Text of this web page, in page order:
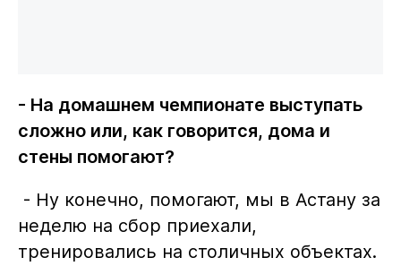
- На домашнем чемпионате выступать
сложно или, как говорится, дома и
стены помогают?
- Ну конечно, помогают, мы в Астану за
неделю на сбор приехали,
тренировались на столичных объектах.